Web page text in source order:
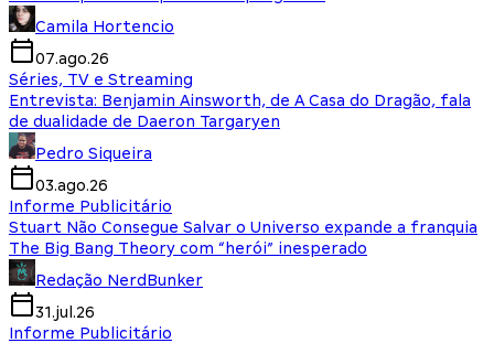
Camila Hortencio
07.ago.26
Séries, TV e Streaming
Entrevista: Benjamin Ainsworth, de A Casa do Dragão, fala
de dualidade de Daeron Targaryen
Pedro Siqueira
03.ago.26
Informe Publicitário
Stuart Não Consegue Salvar o Universo expande a franquia
The Big Bang Theory com “herói” inesperado
Redação NerdBunker
31.jul.26
Informe Publicitário